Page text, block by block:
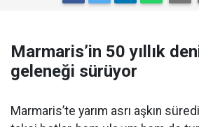
Marmaris’in 50 yıllık
geleneği sürüyor
Marmaris’te yarım asrı aşkın